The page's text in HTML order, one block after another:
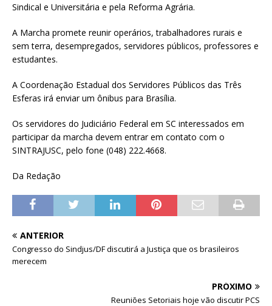
Sindical e Universitária e pela Reforma Agrária.
A Marcha promete reunir operários, trabalhadores rurais e
sem terra, desempregados, servidores públicos, professores e
estudantes.
A Coordenação Estadual dos Servidores Públicos das Três
Esferas irá enviar um ônibus para Brasília.
Os servidores do Judiciário Federal em SC interessados em
participar da marcha devem entrar em contato com o
SINTRAJUSC, pelo fone (048) 222.4668.
Da Redação
ANTERIOR
Congresso do Sindjus/DF discutirá a Justiça que os brasileiros
merecem
PRÓXIMO
Reuniões Setoriais hoje vão discutir PCS